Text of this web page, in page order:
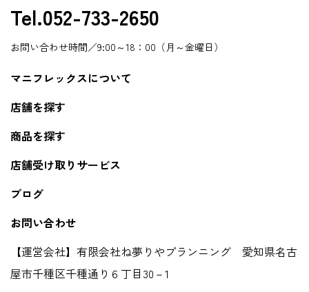
Tel.052-733-2650
お問い合わせ時間／9:00～18：00（月～金曜日）
マニフレックスについて
店舗を探す
商品を探す
店舗受け取りサービス
ブログ
お問い合わせ
【運営会社】有限会社ね夢りやプランニング 愛知県名古
屋市千種区千種通り６丁目30－1